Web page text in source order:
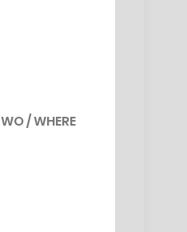
WO / WHERE